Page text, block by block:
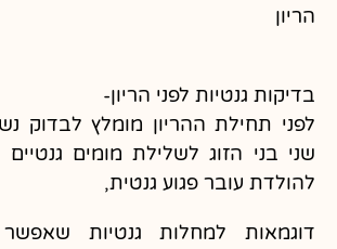
הריון
בדיקות גנטיות לפני הריון-
לפני תחילת ההריון מומלץ לבדוק
שני בני הזוג לשלילת מומים גנטיים
להולדת עובר פגוע גנטית,
דוגמאות למחלות גנטיות